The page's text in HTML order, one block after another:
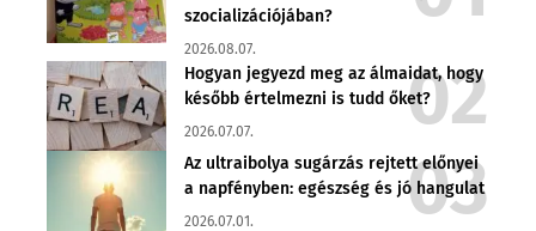
szocializációjában?
2026.08.07.
Hogyan jegyezd meg az álmaidat, hogy
később értelmezni is tudd őket?
2026.07.07.
Az ultraibolya sugárzás rejtett előnyei
a napfényben: egészség és jó hangulat
2026.07.01.